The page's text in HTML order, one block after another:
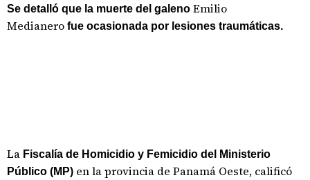
Se detalló que la muerte del galeno Emilio
Medianero fue ocasionada por lesiones traumáticas.
La Fiscalía de Homicidio y Femicidio del Ministerio
Público (MP) en la provincia de Panamá Oeste, calificó